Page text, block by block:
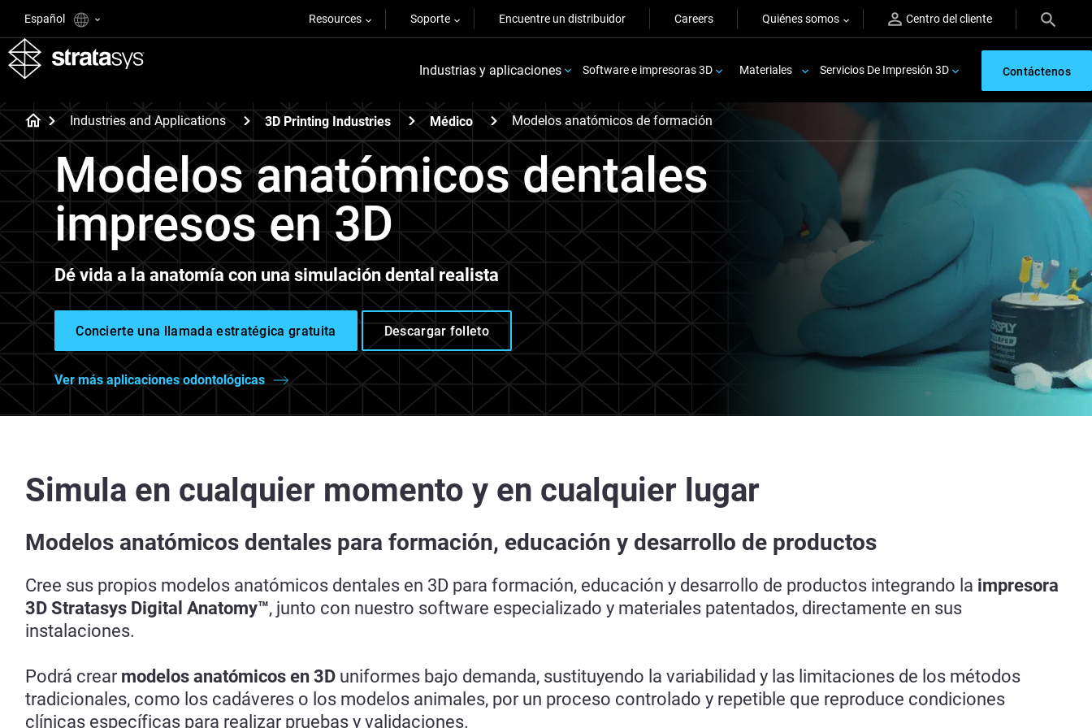
Español Resources Soporte Encuentre un distribuidor Careers Quiénes somos Centro del cliente
Industrias y aplicaciones Software e impresoras 3D Materiales Servicios De Impresión 3D Contáctenos
Industries and Applications 3D Printing Industries Médico Modelos anatómicos de formación
Modelos anatómicos dentales
impresos en 3D
Dé vida a la anatomía con una simulación dental realista
Concierte una llamada estratégica gratuita Descargar folleto
Ver más aplicaciones odontológicas
Simula en cualquier momento y en cualquier lugar
Modelos anatómicos dentales para formación, educación y desarrollo de productos
Cree sus propios modelos anatómicos dentales en 3D para formación, educación y desarrollo de productos integrando la impresora
3D Stratasys Digital Anatomy™, junto con nuestro software especializado y materiales patentados, directamente en sus
instalaciones.
Podrá crear modelos anatómicos en 3D uniformes bajo demanda, sustituyendo la variabilidad y las limitaciones de los métodos
tradicionales, como los cadáveres o los modelos animales, por un proceso controlado y repetible que reproduce condiciones
clínicas específicas para realizar pruebas y validaciones.